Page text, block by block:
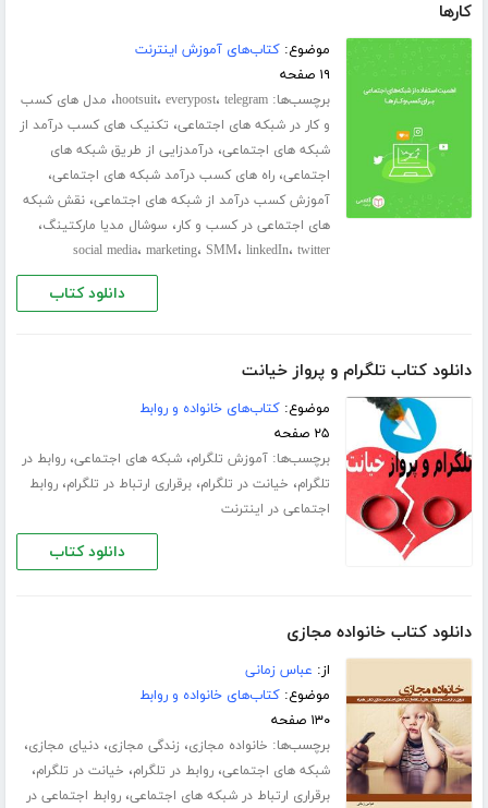
کارها
موضوع:کتاب‌های آموزش اینترنت
۱۹ صفحه
برچسب‌ها:
hootsuit، everypost، telegram ، مدل های کسب
و کار در شبکه های اجتماعی، تکنیک های کسب درآمد از
شبکه های اجتماعی،درآمدزایی از طریق شبکه های
اجتماعی،راه های کسب درآمد شبکه های اجتماعی،
آموزش کسب درآمد از شبکه های اجتماعی،نقش شبکه
های اجتماعی در کسب و کار، سوشال مدیا مارکتینگ،
social media، marketing، SMM، linkedIn، twitter
دانلود کتاب
دانلود کتاب تلگرام و پرواز خیانت
موضوع:کتاب‌های خانواده و روابط
۲۵ صفحه
برچسب‌ها:آموزش تلگرام،شبکه های اجتماعی،روابط در
تلگرام، خیانت در تلگرام،برقراری ارتباط در تلگرام،روابط
اجتماعی در اینترنت
دانلود کتاب
دانلود کتاب خانواده مجازی
از: عباس زمانی
موضوع:کتاب‌های خانواده و روابط
۱۳۰ صفحه
برچسب‌ها: خانواده مجازی، زندگی مجازی،دنیای مجازی،
شبکه های اجتماعی،روابط در تلگرام، خیانت در تلگرام،
برقراری ارتباط در شبکه های اجتماعی،روابط اجتماعی در